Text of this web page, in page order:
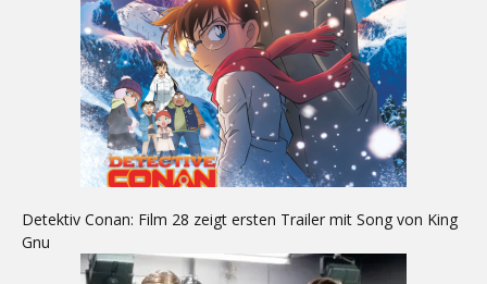
Detektiv Conan: Film 28 zeigt ersten Trailer mit Song von King
Gnu